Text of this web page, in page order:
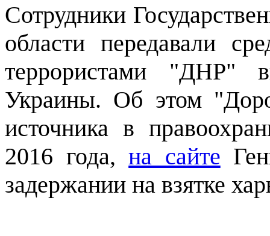
Сотрудники
области передавали
террористами
Украины. Об этом
источника в
2016 года,на сайте
задержании на взятке